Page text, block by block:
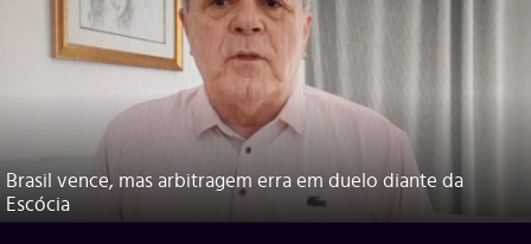
Brasil vence, mas arbitragem erra em duelo diante da
Escócia